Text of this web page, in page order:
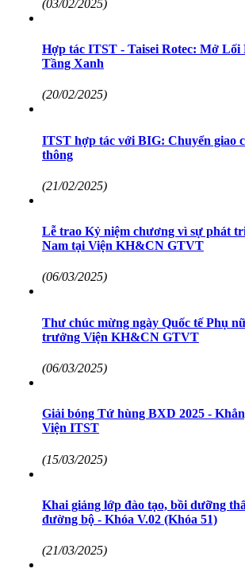
(03/02/2025)
Hợp tác ITST - Taisei Rotec: Mở Lối
Tầng Xanh
(20/02/2025)
ITST hợp tác với BIG: Chuyển giao
thông
(21/02/2025)
Lễ trao Kỷ niệm chương vì sự phát
Nam tại Viện KH&CN GTVT
(06/03/2025)
Thư chúc mừng ngày Quốc tế Phụ
trưởng Viện KH&CN GTVT
(06/03/2025)
Giải bóng Tứ hùng BXD 2025 -
Viện ITST
(15/03/2025)
Khai giảng lớp đào tạo, bồi dưỡng
đường bộ - Khóa V.02 (Khóa 51)
(21/03/2025)